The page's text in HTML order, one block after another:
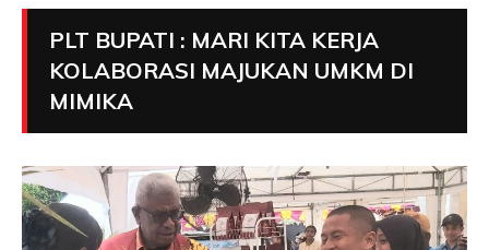
PLT BUPATI : MARI KITA KERJA
KOLABORASI MAJUKAN UMKM DI
MIMIKA